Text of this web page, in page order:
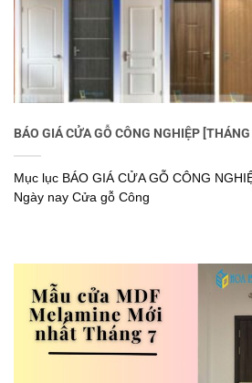
BÁO GIÁ CỬA GỖ CÔNG NGHIỆP
Mục lục BÁO GIÁ CỬA GỖ CÔNG
Ngày nay Cửa gỗ Công